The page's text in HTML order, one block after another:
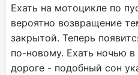
Ехать на мотоцикле по
вероятно возвращение
закрытой. Теперь
по-новому. Ехать ночью
дороге - подобный сон